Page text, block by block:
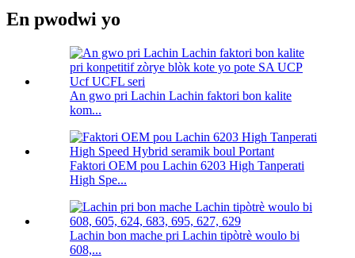
En pwodwi yo
An gwo pri Lachin Lachin faktori bon kalite
kom...
Faktori OEM pou Lachin 6203 High Tanperati
High Spe...
Lachin bon mache pri Lachin tipòtrè woulo bi
608,...